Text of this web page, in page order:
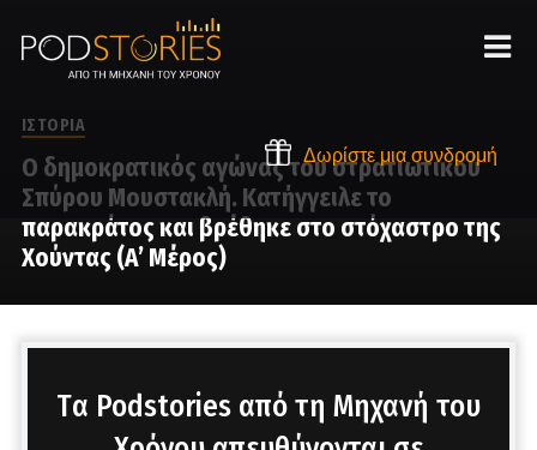
Δωρίστε μια συνδρομή
ΙΣΤΟΡΙΑ
Ο δημοκρατικός αγώνας του στρατιωτικού
Σπύρου Μουστακλή. Κατήγγειλε το
παρακράτος και βρέθηκε στο στόχαστρο της
Χούντας (Α’ Μέρος)
Tα Podstories από τη Μηχανή του